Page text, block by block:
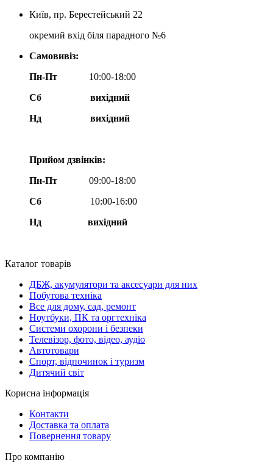
Київ, пр. Берестейський 22
окремий вхід біля парадного №6
Самовивіз:
Пн-Пт
10:00-18:00
Сб
вихідний
Нд
вихідний
Прийом дзвінків:
Пн-Пт
09:00-18:00
Сб
10:00-16:00
Нд вихідний
Каталог товарів
ДБЖ, акумулятори та аксесуари для них
Побутова техніка
Все для дому, сад, ремонт
Ноутбуки, ПК та оргтехніка
Системи охорони і безпеки
Телевізор, фото, відео, аудіо
Автотовари
Спорт, відпочинок і туризм
Дитячий світ
Корисна інформація
Контакти
Доставка та оплата
Повернення товару
Про компанію